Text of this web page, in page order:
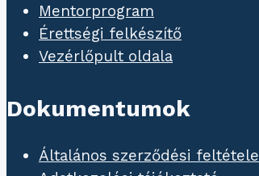
Mentorprogram
Érettségi felkészítő
Vezérlőpult oldala
Dokumentumok
Általános szerződési